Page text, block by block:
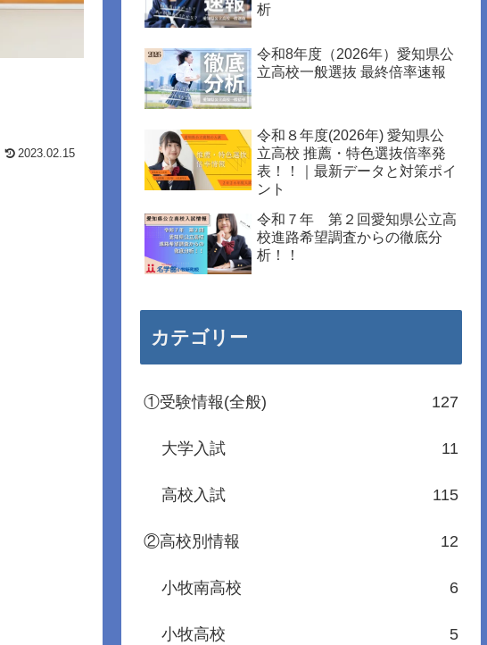
2023.02.15
析
令和8年度（2026年）愛知県公
立高校一般選抜 最終倍率速報
令和８年度(2026年) 愛知県公
立高校 推薦・特色選抜倍率発
表！！｜最新データと対策ポイ
ント
令和７年 第２回愛知県公立高
校進路希望調査からの徹底分
析！！
カテゴリー
①受験情報(全般) 127
大学入試 11
高校入試 115
②高校別情報 12
小牧南高校 6
小牧高校 5